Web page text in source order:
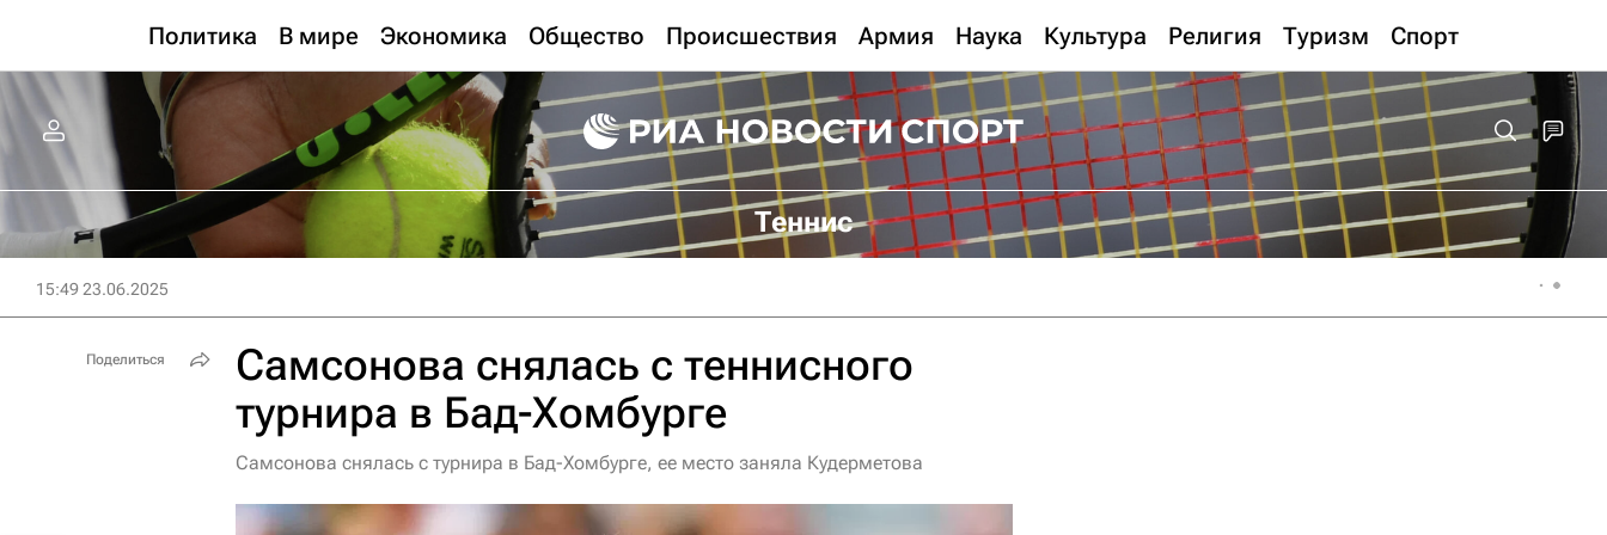
Политика В мире Экономика Общество Происшествия Армия Наука Культура Религия Туризм Спорт
Теннис
15:49 23.06.2025
Самсонова снялась с теннисного
турнира в Бад-Хомбурге
Самсонова снялась с турнира в Бад-Хомбурге, ее место заняла Кудерметова
Поделиться